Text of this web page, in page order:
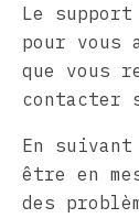
Le
pour vous
que vous
contacter
En
être en
des